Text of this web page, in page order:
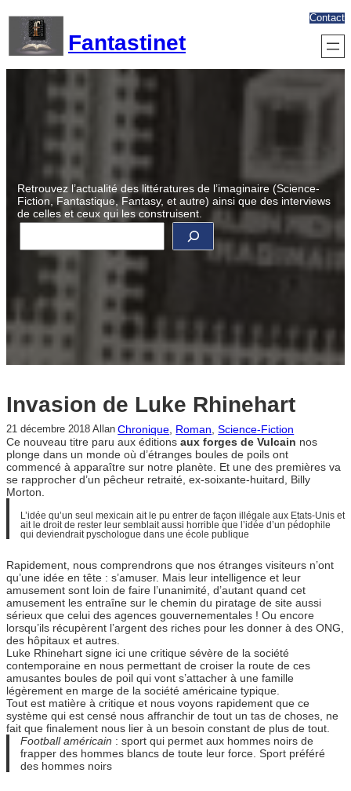
contenu
Fantastinet
Contact
Retrouvez l’actualité des littératures de l’imaginaire (Science-
Fiction, Fantastique, Fantasy, et autre) ainsi que des interviews
de celles et ceux qui les construisent.
R
c
c
e
Invasion de Luke Rhinehart
21 décembre 2018 Allan Chronique, Roman, Science-Fiction
Ce nouveau titre paru aux éditions aux forges de Vulcain nos
plonge dans un monde où d’étranges boules de poils ont
commencé à apparaître sur notre planète. Et une des premières va
se rapprocher d’un pêcheur retraité, ex-soixante-huitard, Billy
Morton.
L’idée qu’un seul mexicain ait le pu entrer de façon illégale aux Etats-Unis et
ait le droit de rester leur semblait aussi horrible que l’idée d’un pédophile
qui deviendrait pyschologue dans une école publique
Rapidement, nous comprendrons que nos étranges visiteurs n’ont
qu’une idée en tête : s’amuser. Mais leur intelligence et leur
amusement sont loin de faire l’unanimité, d’autant quand cet
amusement les entraîne sur le chemin du piratage de site aussi
sérieux que celui des agences gouvernementales ! Ou encore
lorsqu’ils récupèrent l’argent des riches pour les donner à des ONG,
des hôpitaux et autres.
Luke Rhinehart signe ici une critique sévère de la société
contemporaine en nous permettant de croiser la route de ces
amusantes boules de poil qui vont s’attacher à une famille
légèrement en marge de la société américaine typique.
Tout est matière à critique et nous voyons rapidement que ce
système qui est censé nous affranchir de tout un tas de choses, ne
fait que finalement nous lier à un besoin constant de plus de tout.
Football américain : sport qui permet aux hommes noirs de
frapper des hommes blancs de toute leur force. Sport préféré
des hommes noirs